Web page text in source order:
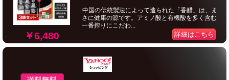
￥6,480
中国の伝統製法によって造られた「香醋」は、ま
さに健康の源です。アミノ酸と有機酸を多く含む
一番搾りにこだわ...
詳細はこちら